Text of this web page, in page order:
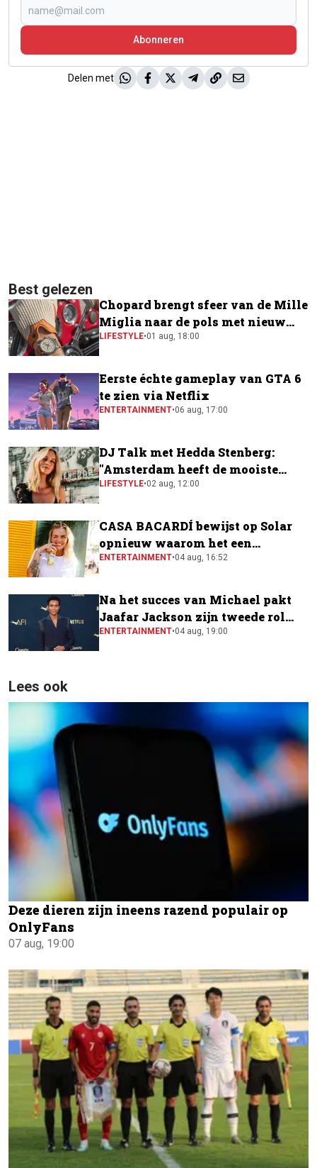
Abonneren
Delen met
Best gelezen
Chopard brengt sfeer van de Mille
Miglia naar de pols met nieuw
horloge
LIFESTYLE•01 aug, 18:00
Eerste échte gameplay van GTA 6
te zien via Netflix
ENTERTAINMENT•06 aug, 17:00
DJ Talk met Hedda Stenberg:
"Amsterdam heeft de mooiste
festivalscene van Europa"
LIFESTYLE•02 aug, 12:00
CASA BACARDÍ bewijst op Solar
opnieuw waarom het een
festivalfavoriet is
ENTERTAINMENT•04 aug, 16:52
Na het succes van Michael pakt
Jaafar Jackson zijn tweede rol
naast Will Smith
ENTERTAINMENT•04 aug, 19:00
Lees ook
Deze dieren zijn ineens razend populair op
OnlyFans
07 aug, 19:00